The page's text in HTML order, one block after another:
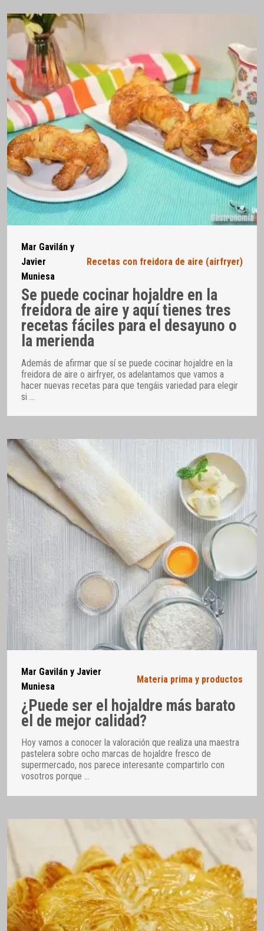
Mar Gavilán y
Javier
Muniesa
Recetas con freidora de aire (airfryer)
Se puede cocinar hojaldre en la
freidora de aire y aquí tienes tres
recetas fáciles para el desayuno o
la merienda
Además de afirmar que sí se puede cocinar hojaldre en la
freidora de aire o airfryer, os adelantamos que vamos a
hacer nuevas recetas para que tengáis variedad para elegir
si
Mar Gavilán y Javier
Muniesa
Materia prima y productos
¿Puede ser el hojaldre más barato
el de mejor calidad?
Hoy vamos a conocer la valoración que realiza una maestra
pastelera sobre ocho marcas de hojaldre fresco de
supermercado, nos parece interesante compartirlo con
vosotros porque …